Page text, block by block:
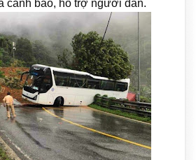
cảnh báo, hỗ trợ người dân.